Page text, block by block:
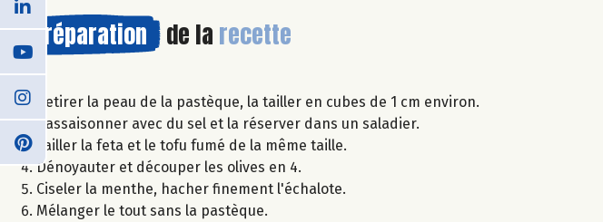
Préparation de la recette
Retirer la peau de la pastèque, la tailler en cubes de 1 cm environ.
L'assaisonner avec du sel et la réserver dans un saladier.
Tailler la feta et le tofu fumé de la même taille.
Dénoyauter et découper les olives en 4.
Ciseler la menthe, hacher finement l'échalote.
Mélanger le tout sans la pastèque.